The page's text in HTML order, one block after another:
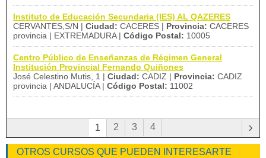
Instituto de Educación Secundaria (IES) AL QAZERES
CERVANTES,S/N | Ciudad: CACERES | Provincia: CACERES
provincia | EXTREMADURA | Código Postal: 10005
Centro Público de Enseñanzas de Régimen General
Institución Provincial Fernando Quiñones
José Celestino Mutis, 1 | Ciudad: CADIZ | Provincia: CADIZ
provincia | ANDALUCÍA | Código Postal: 11002
1 2 3 4 ›
OTROS CURSOS QUE PUEDEN INTERESARTE